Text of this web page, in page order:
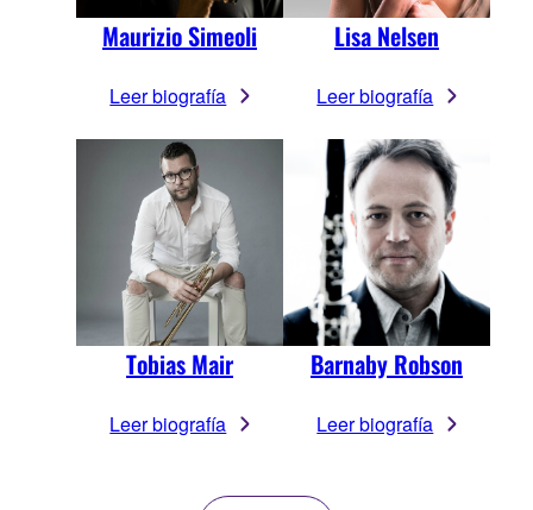
Maurizio Simeoli
Leer biografía
Lisa Nelsen
Leer biografía
Tobias Mair
Leer biografía
Barnaby Robson
Leer biografía